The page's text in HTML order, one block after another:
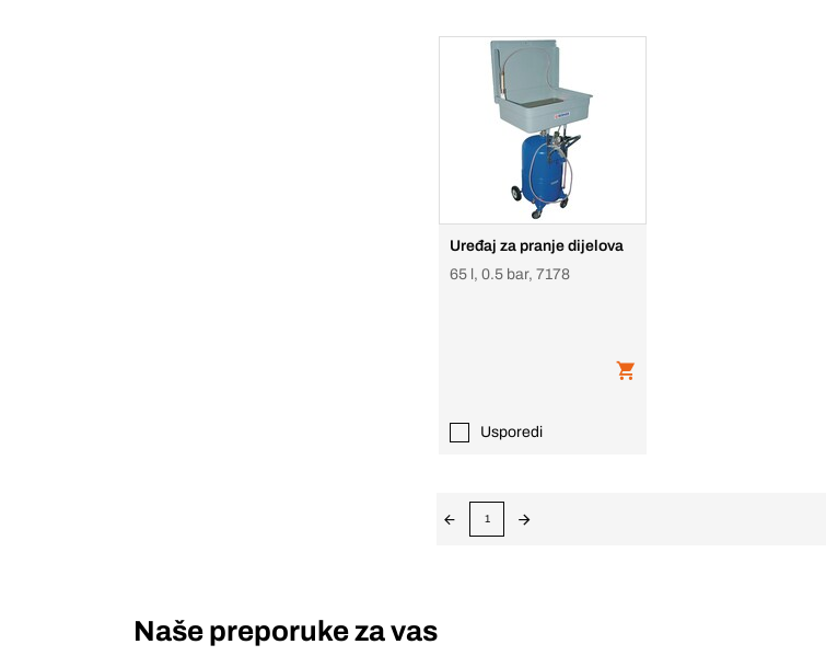
Uređaj za pranje dijelova
65 l, 0.5 bar, 7178
Usporedi
1
Naše preporuke za vas